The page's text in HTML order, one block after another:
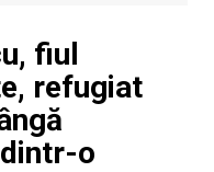
fiul
refugiat
o